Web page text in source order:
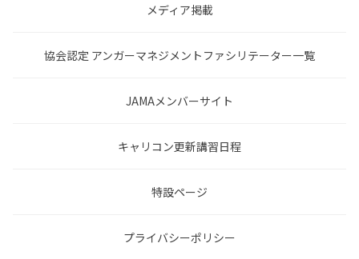
メディア掲載
協会認定 アンガーマネジメントファシリテーター一覧
JAMAメンバーサイト
キャリコン更新講習日程
特設ページ
プライバシーポリシー